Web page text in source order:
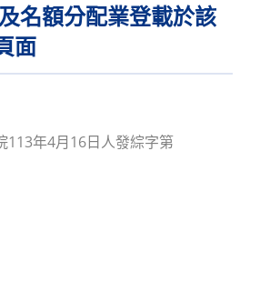
名額分配業登載於該
面
113年4月16日人發綜字第